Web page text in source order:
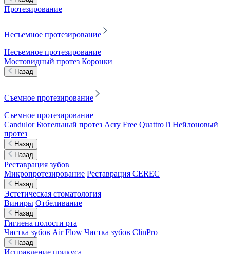
Протезирование
Несъемное протезирование
Несъемное протезирование
Мостовидный протез Коронки
Назад
Съемное протезирование
Съемное протезирование
Candulor Бюгельный протез Acry Free QuattroTi Нейлоновый
протез
Назад
Назад
Реставрация зубов
Микропротезирование Реставрация CEREC
Назад
Эстетическая стоматология
Виниры Отбеливание
Назад
Гигиена полости рта
Чистка зубов Air Flow Чистка зубов ClinPro
Назад
Исправление прикуса